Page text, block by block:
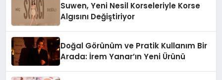
Suwen, Yeni Nesil Korseleriyle Korse
Algısını Değiştiriyor
Doğal Görünüm ve Pratik Kullanım Bir
Arada: İrem Yanar’ın Yeni Ürünü